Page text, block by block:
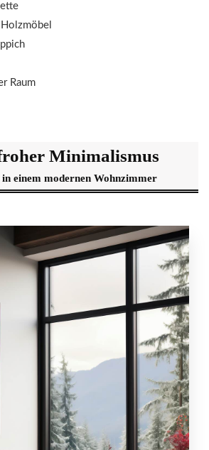
Raum
Minimalismus
einem modernen Wohnzimmer